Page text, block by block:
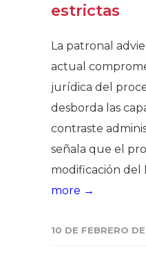
estrictas
La patronal
actual
jurídica del
desborda las
contraste
señala que el
modificación del
more →
10 DE FEBRERO